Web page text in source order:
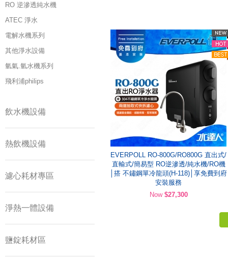
RO 逆滲透純水機
ATEC 淨水
電解水機系列
其他淨水設備
氫氣.氫水機系列
飛利浦philips
飲水機設備
熱飲機設備
濾心耗材專區
淨熱一體設備
鹽錠耗材區
EVERPOLL RO-800G/RO800G 直出式/
直輸式/簡易型 RO逆滲透/純水機/RO機
│搭 不鏽鋼單冷龍頭(H-118)│享免費到府
安裝服務
Now $27,300